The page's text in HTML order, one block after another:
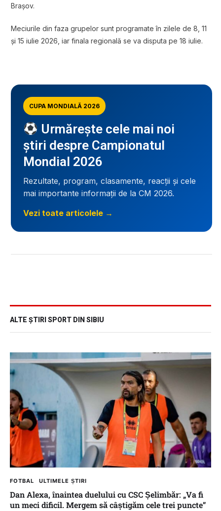
Brașov.
Meciurile din faza grupelor sunt programate în zilele de 8, 11
și 15 iulie 2026, iar finala regională se va disputa pe 18 iulie.
CUPA MONDIALĂ 2026
Urmărește cele mai noi
știri despre Campionatul
Mondial 2026
Rezultate, program, clasamente, reacții și cele
mai importante informații de la CM 2026.
Vezi toate articolele →
ALTE ȘTIRI SPORT DIN SIBIU
FOTBAL ULTIMELE ȘTIRI
Dan Alexa, înaintea duelului cu CSC Șelimbăr: „Va fi
un meci dificil. Mergem să câștigăm cele trei puncte”